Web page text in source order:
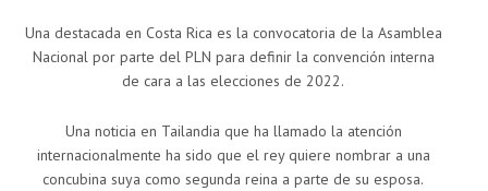
Una destacada en Costa Rica es la convocatoria de la Asamblea
Nacional por parte del PLN para definir la convención interna
de cara a las elecciones de 2022.
Una noticia en Tailandia que ha llamado la atención
internacionalmente ha sido que el rey quiere nombrar a una
concubina suya como segunda reina a parte de su esposa.